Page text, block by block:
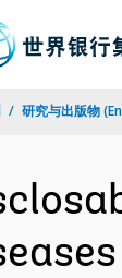
研究与出版物